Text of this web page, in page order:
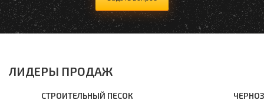
ЛИДЕРЫ ПРОДАЖ
СТРОИТЕЛЬНЫЙ ПЕСОК